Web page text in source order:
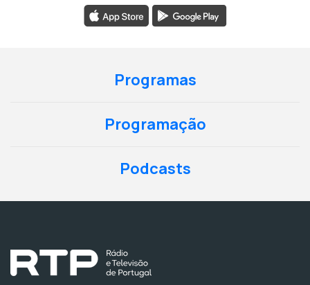
Programas
Programação
Podcasts